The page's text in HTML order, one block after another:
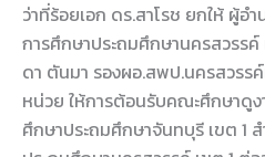
ว่าที่ร้อยเอก ดร.สาโรช ยกให้ ผู้อ
การศึกษาประถมศึกษานครสวรร
ดา ตันมา รองผอ.สพป.นครสวรร
หน่วย ให้การต้อนรับคณะศึกษาดู
ศึกษาประถมศึกษาจันทบุรี เขต 1